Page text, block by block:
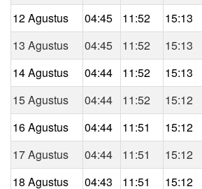
12 Agustus
04:45 11:52 15:13
13 Agustus
04:45 11:52 15:13
14 Agustus
04:44 11:52 15:13
15 Agustus
04:44 11:52 15:12
16 Agustus
04:44 11:51 15:12
17 Agustus
04:44 11:51 15:12
18 Agustus
04:43 11:51 15:12